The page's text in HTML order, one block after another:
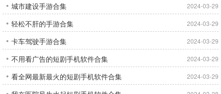
城市建设手游合集 2024-03-29
轻松不肝的手游合集 2024-03-29
卡车驾驶手游合集 2024-03-29
不用看广告的短剧手机软件合集 2024-03-29
看全网最新最火的短剧手机软件合集 2024-03-29